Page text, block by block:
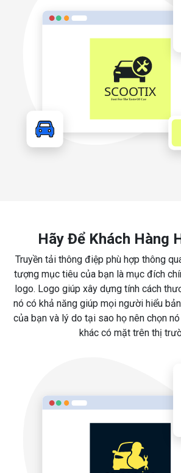
Hãy Để Khách Hàng
Truyền tải thông điệp phù hợp thông
tượng mục tiêu của bạn là mục đích
logo. Logo giúp xây dựng tính cách
nó có khả năng giúp mọi người hiểu
của bạn và lý do tại sao họ nên chọn
khác có mặt trên thị